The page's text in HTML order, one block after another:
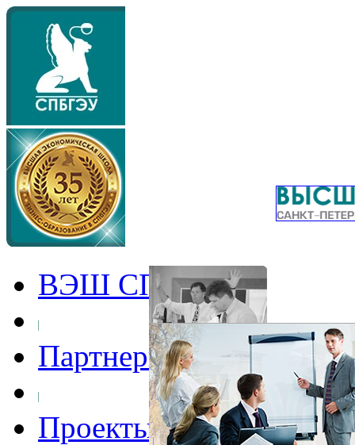
ВЭШ СПбГЭУ
Партнеры
Проекты